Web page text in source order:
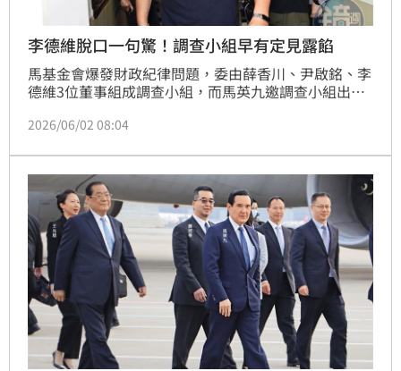
李德維脫口一句驚！調查小組早有定見露餡
馬基金會爆發財政紀律問題，委由薛香川、尹啟銘、李
德維3位董事組成調查小組，而馬英九邀調查小組出席
天會議結束後，作為調查小組發言人的李德維竟在走出
什麼。」「不用計較了！」對查帳的態度完全顯露在當
天的心情，不難看出專案小組查帳的心態。
2026/06/02 08:04